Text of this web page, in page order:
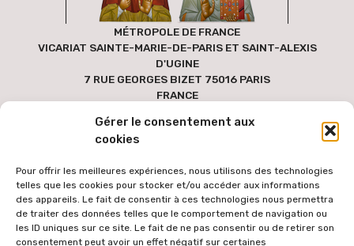
Gérer le consentement aux
cookies
Pour offrir les meilleures expériences, nous utilisons des technologies
telles que les cookies pour stocker et/ou accéder aux informations
des appareils. Le fait de consentir à ces technologies nous permettra
de traiter des données telles que le comportement de navigation ou
les ID uniques sur ce site. Le fait de ne pas consentir ou de retirer son
consentement peut avoir un effet négatif sur certaines
MÉTROPOLE DE FRANCE
VICARIAT SAINTE-MARIE-DE-PARIS ET SAINT-ALEXIS
D'UGINE
7 RUE GEORGES BIZET 75016 PARIS
FRANCE